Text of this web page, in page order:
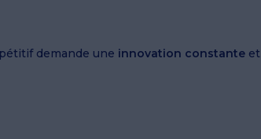
demande une innovation constante et